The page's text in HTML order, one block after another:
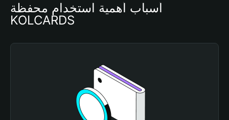
أسباب أهمية استخدام محفظة
KOLCARDS